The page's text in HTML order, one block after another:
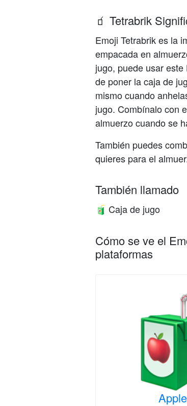
🧃 Tetrabrik
Emoji Tetrabrik es la
empacada en
jugo, puede usar
de poner la caja de
mismo cuando
jugo. Combínalo con
almuerzo cuando se
También puedes
quieres para el
También llamado
🧃 Caja de jugo
Cómo se ve el
plataformas
Apple